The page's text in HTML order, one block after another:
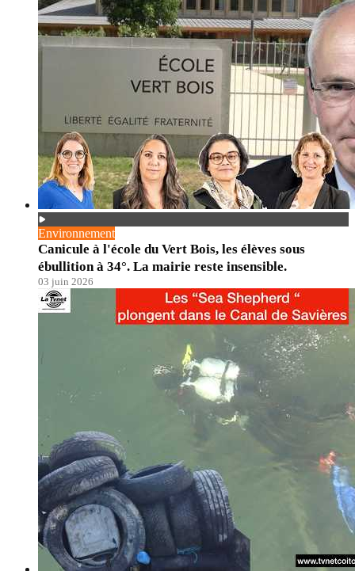
Environnement
Canicule à l'école du Vert Bois, les élèves sous
ébullition à 34°. La mairie reste insensible.
03 juin 2026